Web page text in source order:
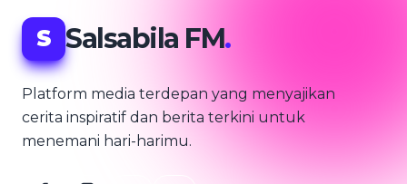
S Salsabila FM.
Platform media terdepan yang menyajikan
cerita inspiratif dan berita terkini untuk
menemani hari-harimu.